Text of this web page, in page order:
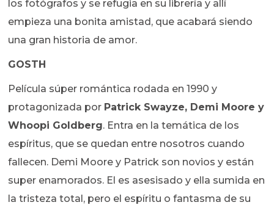
los fotógrafos y se refugia en su librería y allí
empieza una bonita amistad, que acabará siendo
una gran historia de amor.
GOSTH
Película súper romántica rodada en 1990 y
protagonizada por Patrick Swayze, Demi Moore y
Whoopi Goldberg. Entra en la temática de los
espíritus, que se quedan entre nosotros cuando
fallecen. Demi Moore y Patrick son novios y están
super enamorados. El es asesisado y ella sumida en
la tristeza total, pero el espíritu o fantasma de su